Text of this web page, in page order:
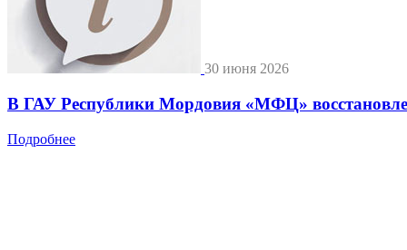
30 июня 2026
В ГАУ Республики Мордовия «МФЦ»
Подробнее